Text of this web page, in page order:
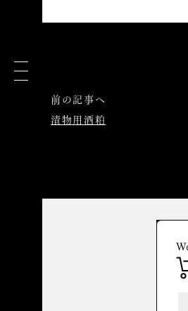
前の記事へ
漬物用酒粕